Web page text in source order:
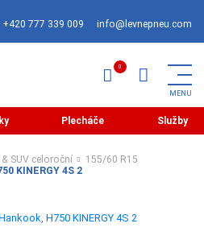
+420 777 339 009 info@levnepneu.com
Plecháče Služby
SUV celoroční
155/60 R15
KINERGY 4S 2